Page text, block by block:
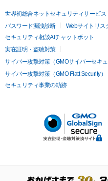
世界初総合ネットセキュリティサービス
パスワード漏洩診断
Webサイトリス
セキュリティ相談AIチャットボット
実在証明・盗聴対策
サイバー攻撃対策（GMOサイバーセキュ
サイバー攻撃対策（GMO Flatt Security）
セキュリティ事業の軌跡